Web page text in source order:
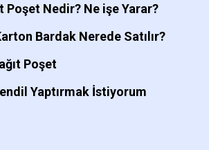
Poşet Nedir? Ne işe Yarar?
Bardak Nerede Satılır?
Poşet
Yaptırmak İstiyorum